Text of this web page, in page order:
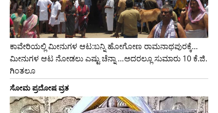
ಕಾವೇರಿಯಲ್ಲಿ ಮೀನುಗಳ ಆಟ:ಬನ್ನಿ ಹೋಗೋಣ ರಾಮನಾಥಪುರಕ್ಕೆ…
ಮೀನುಗಳ ಆಟ ನೋಡಲು ಎಷ್ಟು ಚೆನ್ನಾ …ಅದರಲ್ಲೂ ಸುಮಾರು 10 ಕೆ.ಜಿ.
ಗಿಂತಲೂ
ಸೋಮ ಪ್ರದೋಷ ವ್ರತ